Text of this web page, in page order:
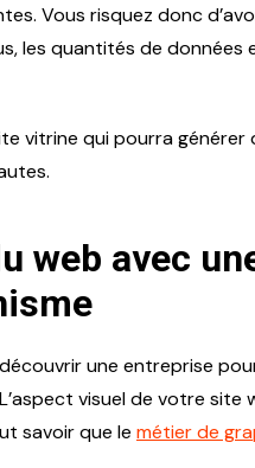
Vous risquez donc
les quantités de
vitrine qui pourra générer
web avec
une entreprise
visuel de votre site
savoir que le métier de